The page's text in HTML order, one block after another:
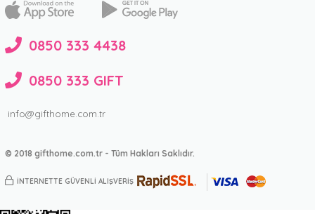
0850 333 4438
0850 333 GIFT
info@gifthome.com.tr
© 2018 gifthome.com.tr - Tüm Hakları Saklıdır.
İNTERNETTE GÜVENLİ ALIŞVERİŞ